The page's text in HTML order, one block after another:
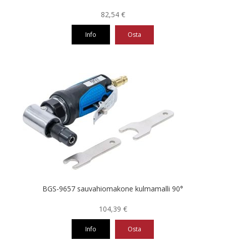
82,54 €
Info Osta
BGS-9657 sauvahiomakone kulmamalli 90°
104,39 €
Info Osta